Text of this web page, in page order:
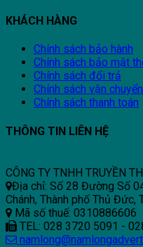
KHÁCH HÀNG
Chính sách bảo hành
Chính sách bảo mật
Chính sách đổi trả
Chính sách vận chuyển
Chính sách thanh toán
THÔNG TIN LIÊN HỆ
CÔNG TY TNHH TRUYỀN
Địa chỉ: Số 28 Đường Số
Chánh, Thành phố Thủ Đức,
Mã số thuế: 0310886606
TEL: 028 3720 5091 -